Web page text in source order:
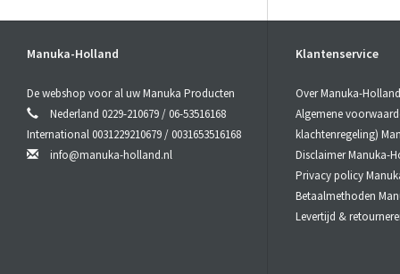
* Kaneel -
Manuka-Holland
De webshop voor al uw Manuka Producten
Nederland 0229-210679 / 06-53516168
International 0031229210679 / 0031653516168
info@manuka-holland.nl
Klantenservice
Over Manuka-Holland
Algemene
klachtenregeling)
Disclaimer Manuka-
Privacy policy
Betaalmethoden
Levertijd &